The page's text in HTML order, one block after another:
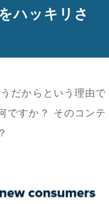
ハッキリさ
だからという理由で
ですか？ そのコンテ